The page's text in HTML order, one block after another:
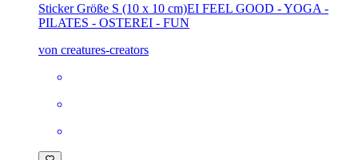
Sticker Größe S (10 x 10 cm)EI FEEL GOOD - YOGA -
PILATES - OSTEREI - FUN
von creatures-creators